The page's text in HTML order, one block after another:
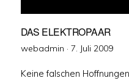
DAS ELEKTROPAAR
webadmin · Veröffentlicht
7. Juli 2009
Keine falschen